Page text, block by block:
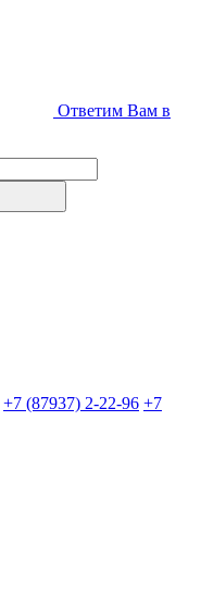
Ответим Вам в
+7 (87937) 2-22-96 +7